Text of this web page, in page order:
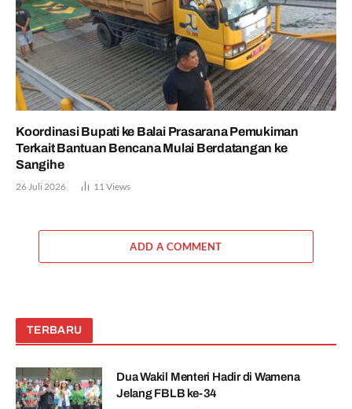
Koordinasi Bupati ke Balai Prasarana Pemukiman
Terkait Bantuan Bencana Mulai Berdatangan ke
Sangihe
26 Juli 2026 11Views
ADD A COMMENT
TERBARU
Dua Wakil Menteri Hadir di Wamena
Jelang FBLB ke-34